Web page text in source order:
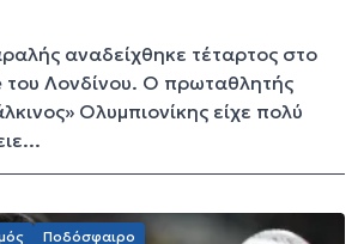
αναδείχθηκε τέταρτος στο
του Λονδίνου. Ο πρωταθλητής
Ολυμπιονίκης είχε πολύ
Ποδόσφαιρο